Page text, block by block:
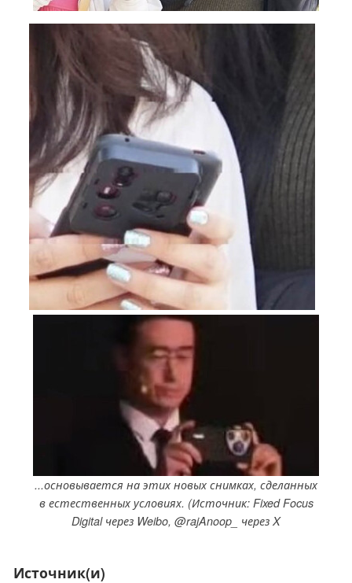
...основывается на этих новых снимках, сделанных
в естественных условиях. (Источник: Fixed Focus
Digital через Weibo, @rajAnoop_ через X
Источник(и)